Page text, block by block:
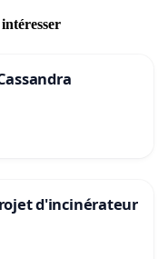
d'incinérateur